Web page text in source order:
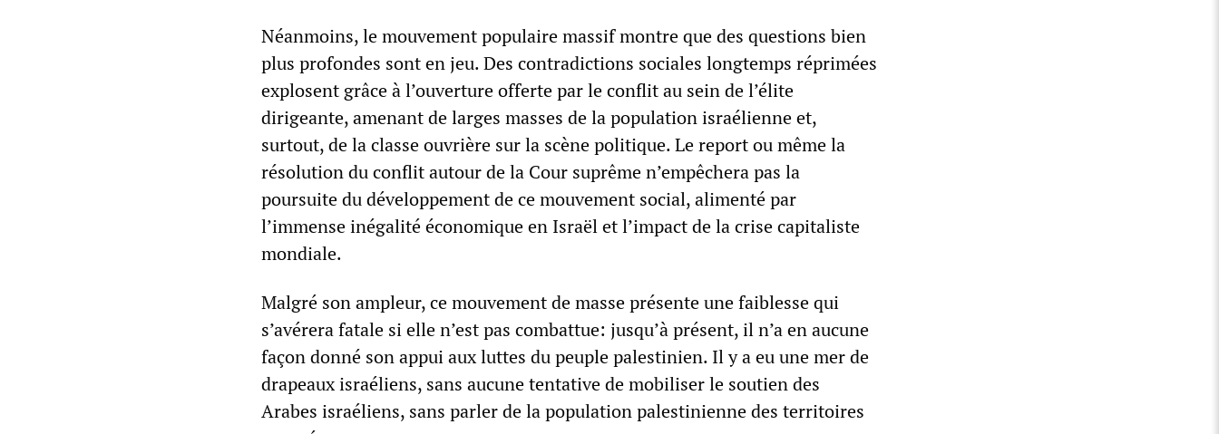
Néanmoins, le mouvement populaire massif montre que des questions bien
plus profondes sont en jeu. Des contradictions sociales longtemps réprimées
explosent grâce à l’ouverture offerte par le conflit au sein de l’élite
dirigeante, amenant de larges masses de la population israélienne et,
surtout, de la classe ouvrière sur la scène politique. Le report ou même la
résolution du conflit autour de la Cour suprême n’empêchera pas la
poursuite du développement de ce mouvement social, alimenté par
l’immense inégalité économique en Israël et l’impact de la crise capitaliste
mondiale.
Malgré son ampleur, ce mouvement de masse présente une faiblesse qui
s’avérera fatale si elle n’est pas combattue: jusqu’à présent, il n’a en aucune
façon donné son appui aux luttes du peuple palestinien. Il y a eu une mer de
drapeaux israéliens, sans aucune tentative de mobiliser le soutien des
Arabes israéliens, sans parler de la population palestinienne des territoires